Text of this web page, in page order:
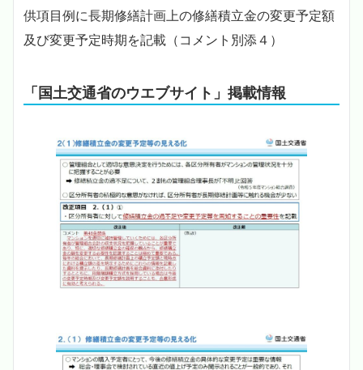
供項目例に長期修繕計画上の修繕積立金の変更予定額
及び変更予定時期を記載（コメント別添４）
「国土交通省のウエブサイト」掲載情報